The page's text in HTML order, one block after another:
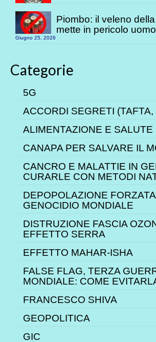
Piombo: il veleno
mette in pericolo
Giugno 25, 2026
Categorie
5G
ACCORDI SEGRETI (TAFTA,
ALIMENTAZIONE E SALUTE
CANAPA PER SALVARE IL
CANCRO E MALATTIE IN
CURARLE CON METODI
DEPOPOLAZIONE
GENOCIDIO MONDIALE
DISTRUZIONE FASCIA
EFFETTO SERRA
EFFETTO MAHAR-ISHA
FALSE FLAG, TERZA
MONDIALE: COME
FRANCESCO SHIVA
GEOPOLITICA
GIC